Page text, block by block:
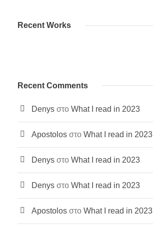
Recent Works
Recent Comments
Denys στο What I read in 2023
Apostolos στο What I read in 2023
Denys στο What I read in 2023
Denys στο What I read in 2023
Apostolos στο What I read in 2023